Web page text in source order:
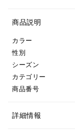
商品説明
カラー
性別
シーズン
カテゴリー
商品番号
詳細情報